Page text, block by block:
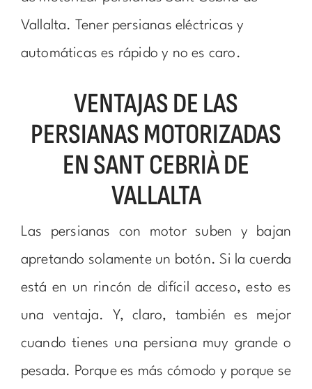
Vallalta. Tener persianas eléctricas y
automáticas es rápido y no es caro.
VENTAJAS DE LAS
PERSIANAS MOTORIZADAS
EN SANT CEBRIÀ DE
VALLALTA
Las persianas con motor suben y bajan
apretando solamente un botón. Si la cuerda
está en un rincón de difícil acceso, esto es
una ventaja. Y, claro, también es mejor
cuando tienes una persiana muy grande o
pesada. Porque es más cómodo y porque se